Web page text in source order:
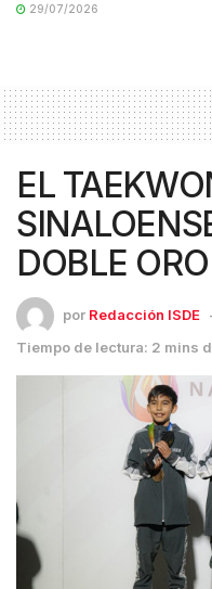
29/07/2026
EL
DOBLE
por Redacción ISDE
Tiempo de lectura: 2 mins